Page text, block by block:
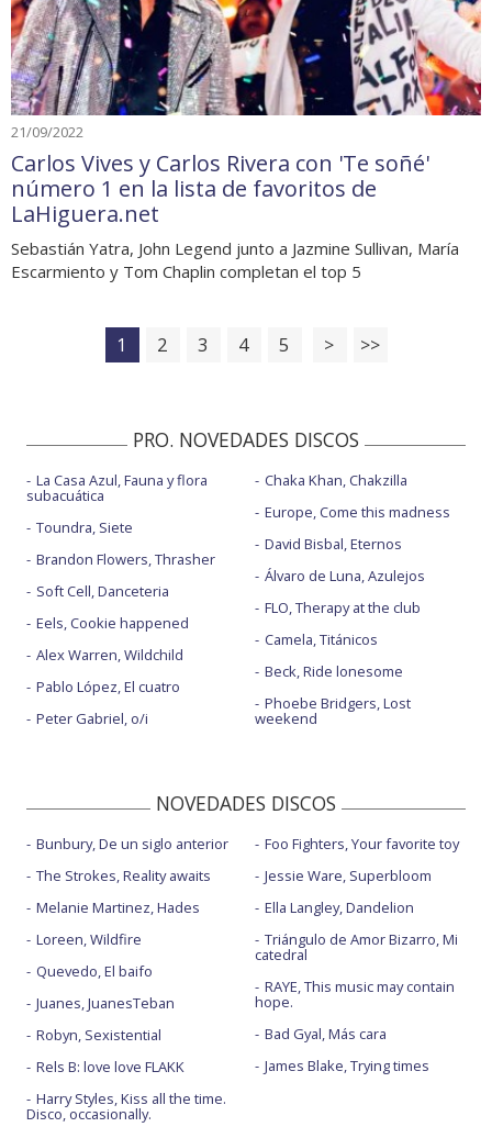
21/09/2022
Carlos Vives y Carlos Rivera con 'Te soñé'
número 1 en la lista de favoritos de
LaHiguera.net
Sebastián Yatra, John Legend junto a Jazmine Sullivan, María
Escarmiento y Tom Chaplin completan el top 5
1 2 3 4 5 > >>
PRO. NOVEDADES DISCOS
La Casa Azul, Fauna y flora
subacuática
Toundra, Siete
Brandon Flowers, Thrasher
Soft Cell, Danceteria
Eels, Cookie happened
Alex Warren, Wildchild
Pablo López, El cuatro
Peter Gabriel, o/i
Chaka Khan, Chakzilla
Europe, Come this madness
David Bisbal, Eternos
Álvaro de Luna, Azulejos
FLO, Therapy at the club
Camela, Titánicos
Beck, Ride lonesome
Phoebe Bridgers, Lost
weekend
NOVEDADES DISCOS
Bunbury, De un siglo anterior
The Strokes, Reality awaits
Melanie Martinez, Hades
Loreen, Wildfire
Quevedo, El baifo
Juanes, JuanesTeban
Robyn, Sexistential
Rels B: love love FLAKK
Harry Styles, Kiss all the time.
Disco, occasionally.
Foo Fighters, Your favorite toy
Jessie Ware, Superbloom
Ella Langley, Dandelion
Triángulo de Amor Bizarro, Mi
catedral
RAYE, This music may contain
hope.
Bad Gyal, Más cara
James Blake, Trying times